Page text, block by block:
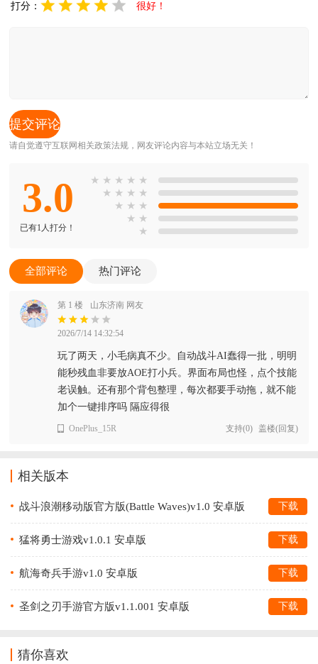
打分： 很好！
请自觉遵守互联网相关政策法规，网友评论内容与本站立场无关！
3.0
已有1人打分！
★ ★ ★ ★ ★
★ ★ ★ ★
★ ★ ★
★ ★
★
全部评论 热门评论
第 1 楼 山东济南 网友
2026/7/14 14:32:54
玩了两天，小毛病真不少。自动战斗AI蠢得一批，明明
能秒残血非要放AOE打小兵。界面布局也怪，点个技能
老误触。还有那个背包整理，每次都要手动拖，就不能
加个一键排序吗 隔应得很
OnePlus_15R 支持(0) 盖楼(回复)
相关版本
战斗浪潮移动版官方版(Battle Waves)v1.0 安卓版 下载
猛将勇士游戏v1.0.1 安卓版 下载
航海奇兵手游v1.0 安卓版 下载
圣剑之刃手游官方版v1.1.001 安卓版 下载
猜你喜欢